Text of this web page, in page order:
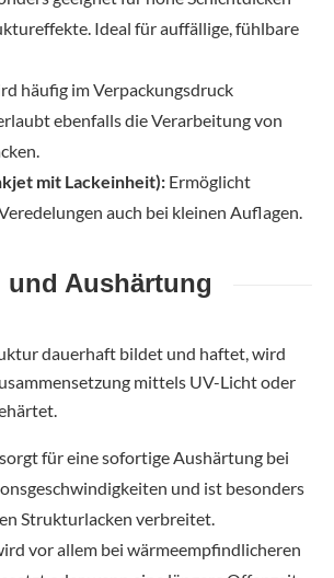
Ideal für auffällige, fühlbare
häufig im Verpackungsdruck
ebenfalls die Verarbeitung von
mit Lackeinheit): Ermöglicht
auch bei kleinen Auflagen.
Aushärtung
dauerhaft bildet und haftet, wird
mittels UV-Licht oder
sorgt für eine sofortige Aushärtung bei
und ist besonders
Strukturlacken verbreitet.
vor allem bei wärmeempfindlicheren